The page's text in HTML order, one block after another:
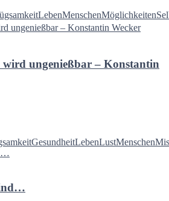
LebenMenschenMöglichkeiten
ungenießbar – Konstantin
GesundheitLebenLustMenschen